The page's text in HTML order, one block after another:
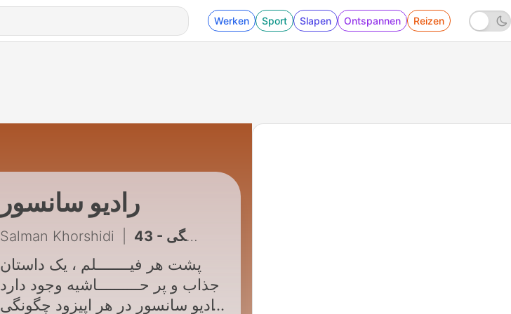
Werken Sport Slapen Ontspannen Reizen
رادیو سانسور
Salman Khorshidi 43 - قسمت چهل و یک : دایره زنگی
پشت هر فیــــــــلم ، یک داستان
جذاب و پر حــــــــــاشیه وجود دارد
رادیو سانسور در هر اپیزود چگونگی